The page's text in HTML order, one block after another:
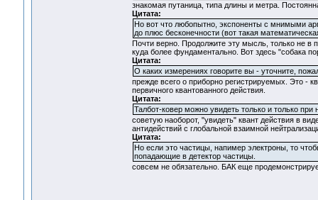
знакомая путаница, типа длины и метра.
Цитата:
Но вот что любопытно, экспоненты с мнимыми
до плюс бесконечности (вот такая
Почти верно. Продолжите эту мысль, только не в
куда более фундаментально. Вот здесь "собака
Цитата:
О каких измерениях говорите вы - уточните,
прежде всего о приборно регистрируемых. Это -
первичного квантованного действия.
Цитата:
Талбот-ковер можно увидеть только и только при
советую наоборот, "увидеть" квант действия в
антидействий с глобальной взаимной
Цитата:
Но если это частицы, напимер электроны, то
попадающие в детектор частицы.
совсем не обязательно. БАК еще